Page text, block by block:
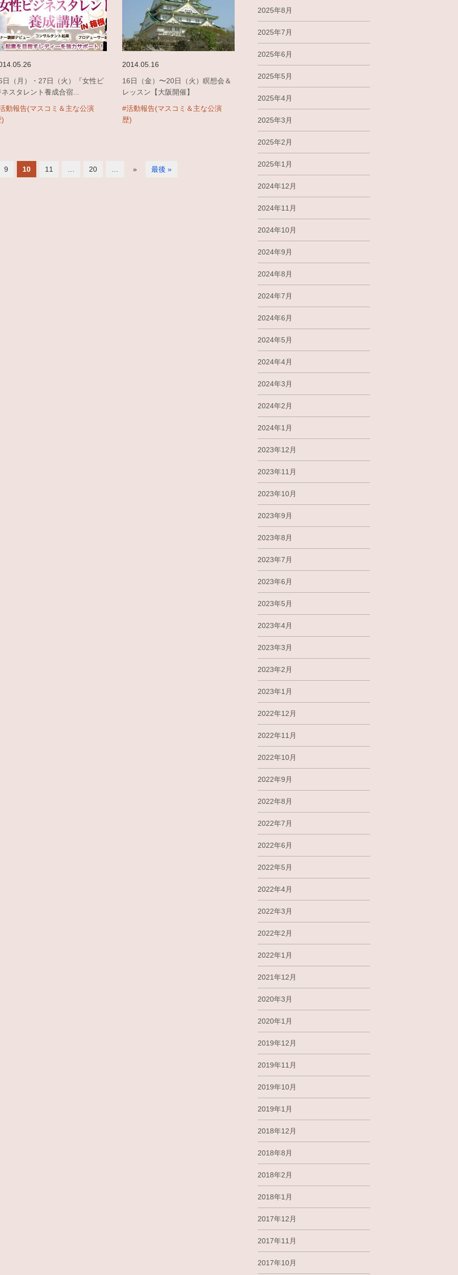
日（月）・27日（火）『女性ビ
ネスタレント養成合宿...
動報告(マスコミ＆主な公演
)
2014.05.16
16日（金）〜20日（火）瞑想会＆
レッスン【大阪開催】
#活動報告(マスコミ＆主な公演
歴)
9 10 11 20 » 最後 »
2025年8月
2025年7月
2025年6月
2025年5月
2025年4月
2025年3月
2025年2月
2025年1月
2024年12月
2024年11月
2024年10月
2024年9月
2024年8月
2024年7月
2024年6月
2024年5月
2024年4月
2024年3月
2024年2月
2024年1月
2023年12月
2023年11月
2023年10月
2023年9月
2023年8月
2023年7月
2023年6月
2023年5月
2023年4月
2023年3月
2023年2月
2023年1月
2022年12月
2022年11月
2022年10月
2022年9月
2022年8月
2022年7月
2022年6月
2022年5月
2022年4月
2022年3月
2022年2月
2022年1月
2021年12月
2020年3月
2020年1月
2019年12月
2019年11月
2019年10月
2019年1月
2018年12月
2018年8月
2018年2月
2018年1月
2017年12月
2017年11月
2017年10月